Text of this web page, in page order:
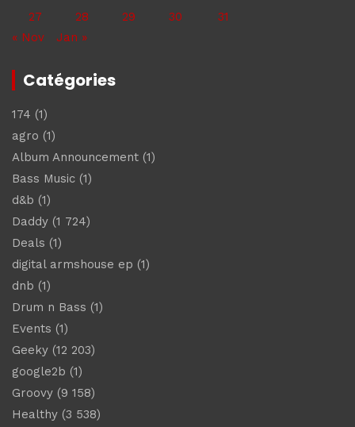
27
28 29 30
31
« Nov
Jan »
Catégories
174 (1)
agro (1)
Album Announcement (1)
Bass Music (1)
d&b (1)
Daddy (1 724)
Deals (1)
digital armshouse ep (1)
dnb (1)
Drum n Bass (1)
Events (1)
Geeky (12 203)
google2b (1)
Groovy (9 158)
Healthy (3 538)